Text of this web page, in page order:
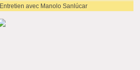
Entretien avec Manolo Sanlúcar